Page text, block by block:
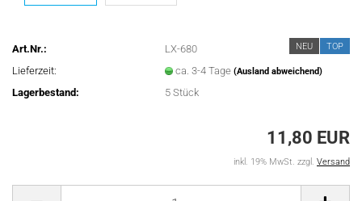
NEU TOP
Art.Nr.:
LX-680
Lieferzeit:
ca. 3-4 Tage(Ausland abweichend)
Lagerbestand: 5Stück
11,80 EUR
inkl. 19% MwSt. zzgl. Versand